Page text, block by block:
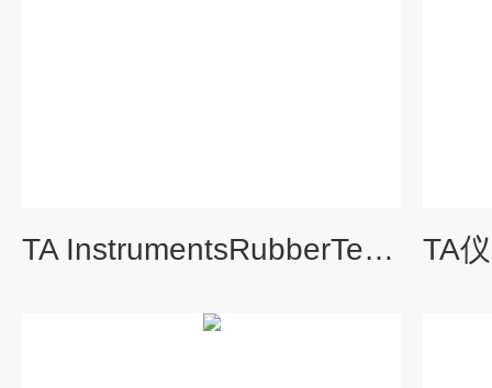
TA InstrumentsRubberTesting橡胶测试 相关配件及耗材